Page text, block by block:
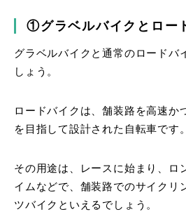
①グラベルバイクとロー
グラベルバイクと通常のロードバ
しょう。
ロードバイクは、舗装路を高速か
を目指して設計された自転車です。
その用途は、レースに始まり、ロ
イムなどで、舗装路でのサイクリ
ツバイクといえるでしょう。